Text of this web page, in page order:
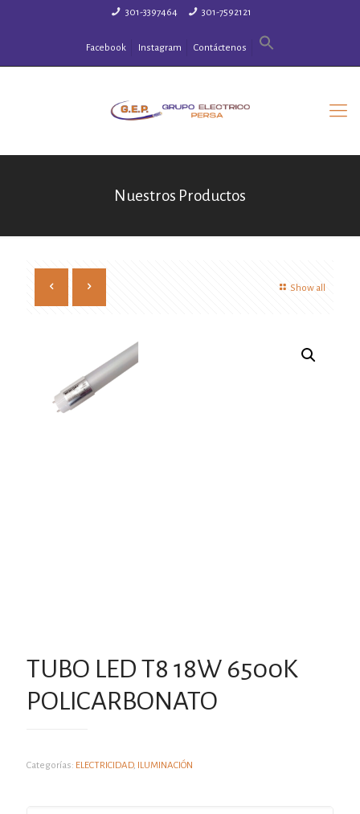
301-3397464 301-7592121
Facebook Instagram Contáctenos
Nuestros Productos
Show all
TUBO LED T8 18W 6500K
POLICARBONATO
Categorías: ELECTRICIDAD, ILUMINACIÓN